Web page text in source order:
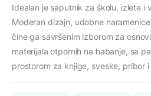
Idealan je saputnik za školu, izlete i
Moderan dizajn, udobne
čine ga savršenim izborom za
materijala otpornih na habanje, sa
prostorom za knjige, sveske, pribor